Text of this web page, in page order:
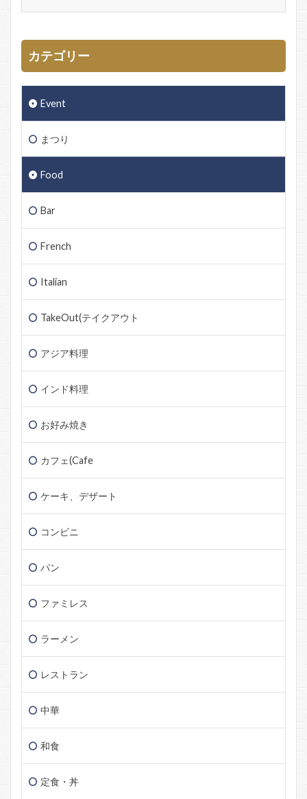
カテゴリー
Event
まつり
Food
Bar
French
Italian
TakeOut(テイクアウト
アジア料理
インド料理
お好み焼き
カフェ(Cafe
ケーキ、デザート
コンビニ
パン
ファミレス
ラーメン
レストラン
中華
和食
定食・丼